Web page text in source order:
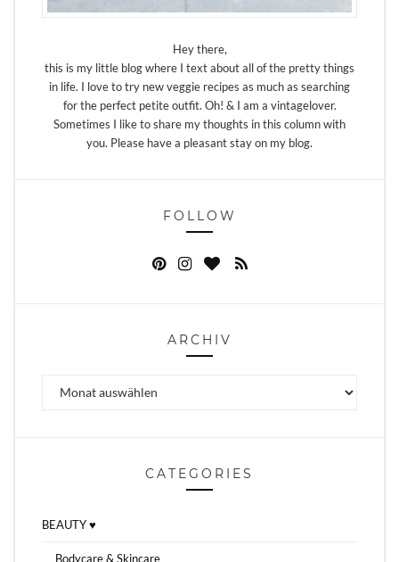
Hey there,
this is my little blog where I text about all of the pretty things
in life. I love to try new veggie recipes as much as searching
for the perfect petite outfit. Oh! & I am a vintagelover.
Sometimes I like to share my thoughts in this column with
you. Please have a pleasant stay on my blog.
FOLLOW
ARCHIV
CATEGORIES
BEAUTY ♥
Bodycare & Skincare